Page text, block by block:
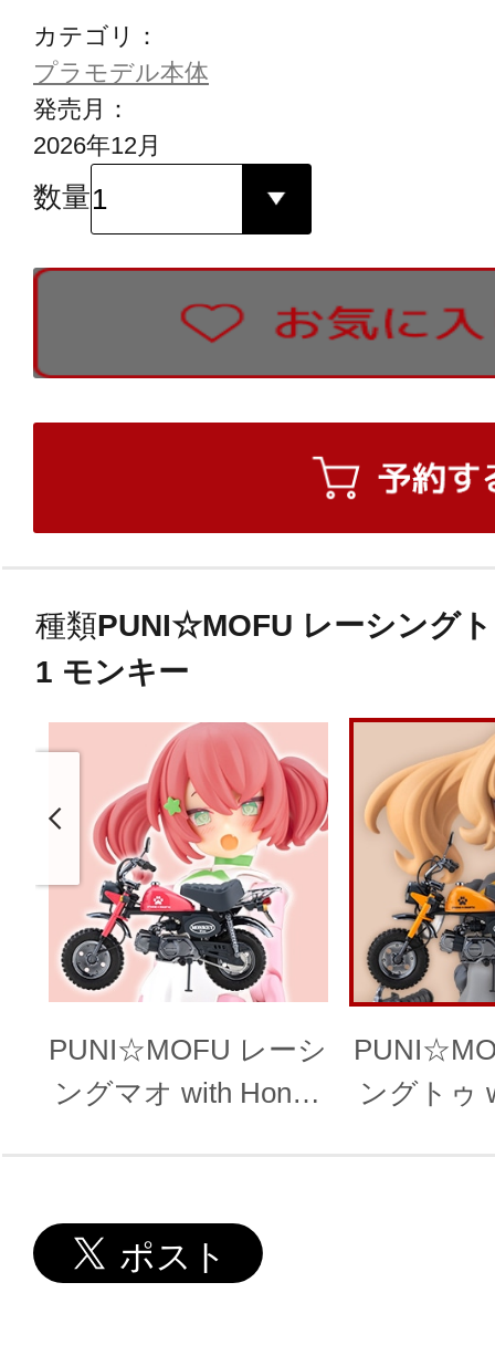
カテゴリ：
プラモデル本体
発売月：
2026年12月
数量
種類PUNI☆MOFU レーシング
1 モンキー
PUNI☆MOFU レーシ
ングマオ with Honda
ングトゥ